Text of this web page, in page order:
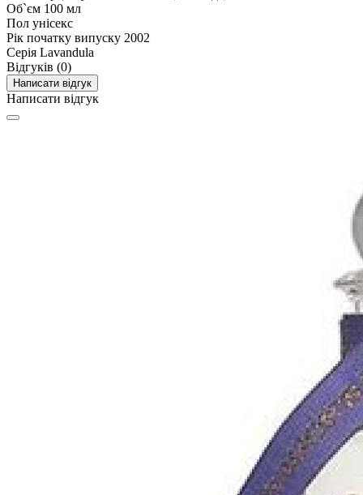
Об`єм 100 мл
Пол унісекс
Рік початку випуску 2002
Серія Lavandula
Відгуків (0)
Написати відгук
Написати відгук